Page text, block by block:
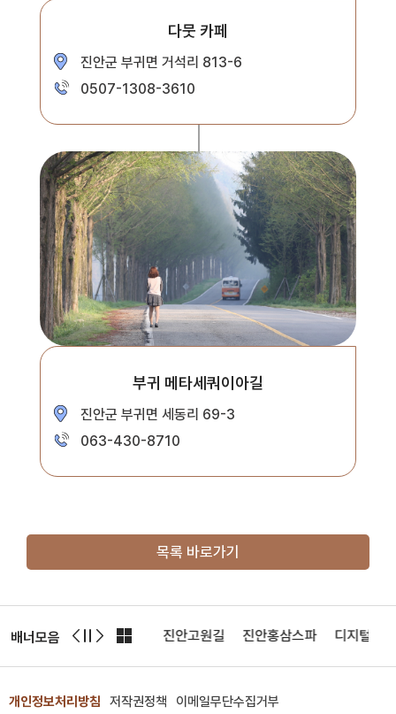
다뭇 카페
진안군 부귀면 거석리 813-6
0507-1308-3610
부귀 메타세쿼이아길
진안군 부귀면 세동리 69-3
063-430-8710
목록 바로가기
배너모음
스 마이산도립공원 진안고원길 진안홍삼스파 디지털진안
개인정보처리방침 저작권정책 이메일무단수집거부